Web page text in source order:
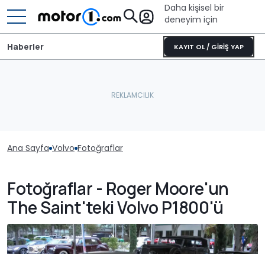
Daha kişisel bir
deneyim için
KAYIT OL / GİRİŞ YAP
Haberler
Ana Sayfa Volvo Fotoğraflar
Fotoğraflar - Roger Moore'un
The Saint'teki Volvo P1800'ü